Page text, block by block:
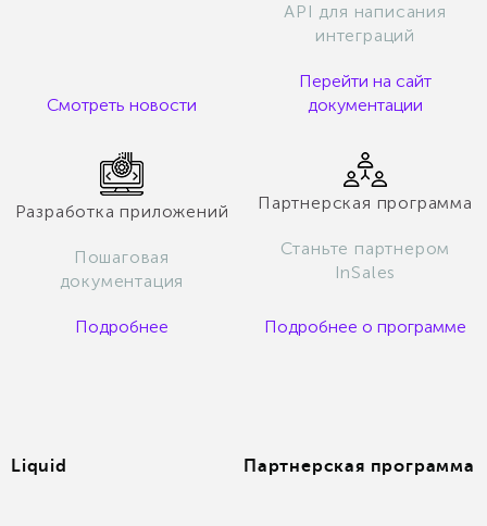
Смотреть новости
API для написания
интеграций
Перейти на сайт
документации
Разработка приложений
Пошаговая
документация
Подробнее
Партнерская программа
Станьте партнером
InSales
Подробнее о программе
Liquid Партнерская программа